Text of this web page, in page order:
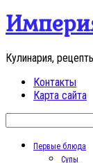
Перейти
контенту
Кулинария,
Контакты
Карта сайта
Первые блюда
Супы